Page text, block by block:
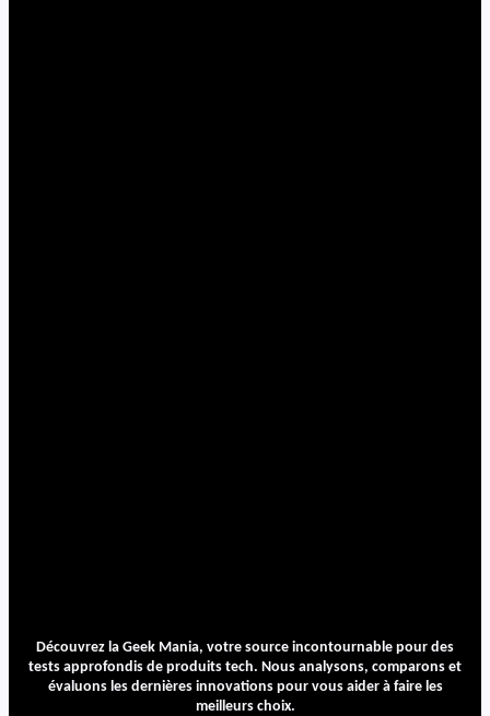
Découvrez la Geek Mania, votre source incontournable pour des
tests approfondis de produits tech. Nous analysons, comparons et
évaluons les dernières innovations pour vous aider à faire les
meilleurs choix.